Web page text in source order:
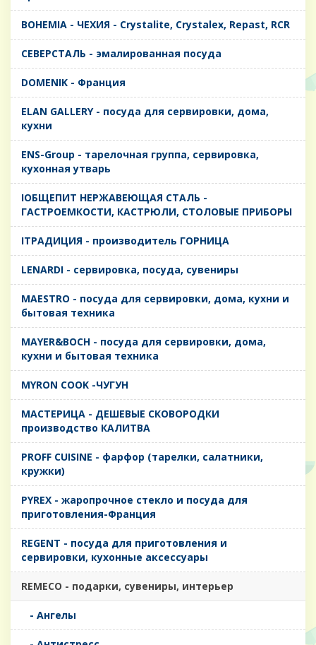
BOHEMIA - ЧЕХИЯ - Crystalite, Crystalex, Repast, RCR
CЕВЕРСТАЛЬ - эмалированная посуда
DOMENIK - Франция
ELAN GALLERY - посуда для сервировки, дома,
кухни
ENS-Group - тарелочная группа, сервировка,
кухонная утварь
IОБЩЕПИТ НЕРЖАВЕЮЩАЯ СТАЛЬ -
ГАСТРОЕМКОСТИ, КАСТРЮЛИ, СТОЛОВЫЕ ПРИБОРЫ
IТРАДИЦИЯ - производитель ГОРНИЦА
LENARDI - сервировка, посуда, сувениры
MAESTRO - посуда для сервировки, дома, кухни и
бытовая техника
MAYER&BOCH - посуда для сервировки, дома,
кухни и бытовая техника
MYRON COOK -ЧУГУН
MАСТЕРИЦА - ДЕШЕВЫЕ СКОВОРОДКИ
производство КАЛИТВА
PROFF CUISINE - фарфор (тарелки, салатники,
кружки)
PYREX - жаропрочное стекло и посуда для
приготовления-Франция
REGENT - посуда для приготовления и
сервировки, кухонные аксессуары
REMECO - подарки, сувениры, интерьер
- Ангелы